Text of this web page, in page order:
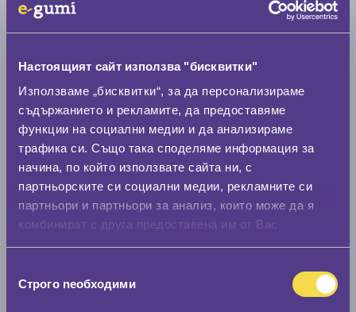
Настоящият сайт използва "бисквитки"
Използваме „бисквитки“, за да персонализираме
съдържанието и рекламите, да предоставяме
функции на социални медии и да анализираме
трафика си. Също така споделяме информация за
начина, по който използвате сайта ни, с
партньорските си социални медии, рекламните си
партньори и партньори за анализ, които може да я
комбинират с друга предоставена им от Вас
наСтрого nеобходими
Нов размер
Стар размер